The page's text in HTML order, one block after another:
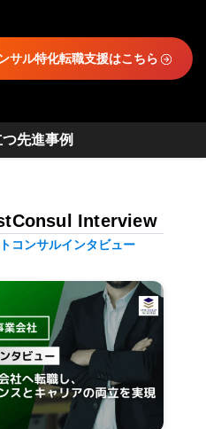
先進事例
サル特化転職支援はこちら
Interview
コンサルインタビュー